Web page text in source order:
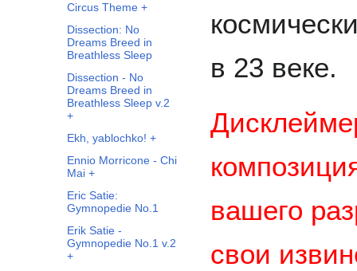
Circus Theme +
Dissection: No
Dreams Breed in
Breathless Sleep
Dissection - No
Dreams Breed in
Breathless Sleep v.2
+
Ekh, yablochko! +
Ennio Morricone - Chi
Mai +
Eric Satie:
Gymnopedie No.1
Erik Satie -
Gymnopedie No.1 v.2
+
в 23 веке.
вашего
свои